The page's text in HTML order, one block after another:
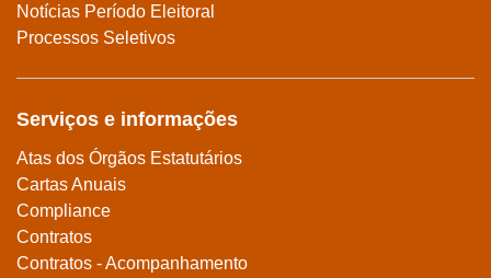
Notícias Período Eleitoral
Processos Seletivos
Serviços e informações
Atas dos Órgãos Estatutários
Cartas Anuais
Compliance
Contratos
Contratos - Acompanhamento